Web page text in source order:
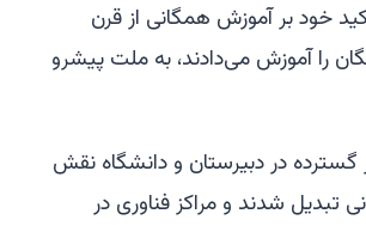
خود بر آموزش همگانی از قرن
را آموزش می‌دادند، به ملت پیشرو
در دبیرستان و دانشگاه نقش
تبدیل شدند و مراکز فناوری در